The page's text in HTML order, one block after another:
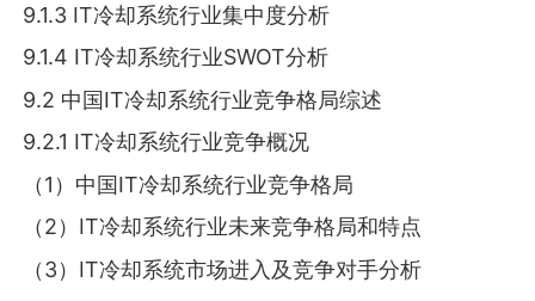
9.1.3 IT冷却系统行业集中度分析
9.1.4 IT冷却系统行业SWOT分析
9.2 中国IT冷却系统行业竞争格局综述
9.2.1 IT冷却系统行业竞争概况
（1）中国IT冷却系统行业竞争格局
（2）IT冷却系统行业未来竞争格局和特点
（3）IT冷却系统市场进入及竞争对手分析